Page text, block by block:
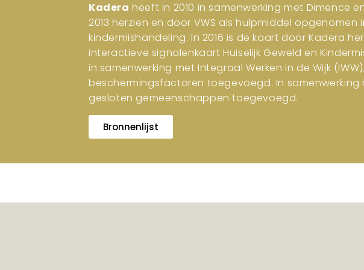
Kadera heeft in 2010 in samenwerking met Dimence
2013 herzien en door VWS als hulpmiddel
kindermishandeling. In 2016 is de kaart door Kadera
interactieve signalenkaart Huiselijk Geweld en
in samenwerking met Integraal Werken in de Wijk
beschermingsfactoren toegevoegd. In
gesloten gemeenschappen toegevoegd.
Bronnenlijst